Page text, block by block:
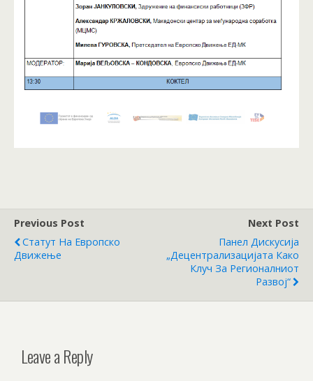
Previous Post
Статут На Европско
Движење
Next Post
Панел Дискусија
„Децентрализацијата Како
Клуч За Регионалниот
Развој“
Leave a Reply